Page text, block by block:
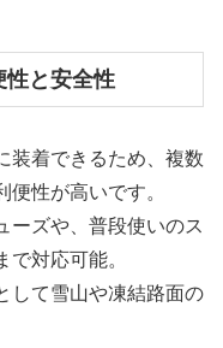
性と安全性
装着できるため、複数
性が高いです。
ーズや、普段使いのス
対応可能。
して雪山や凍結路面の